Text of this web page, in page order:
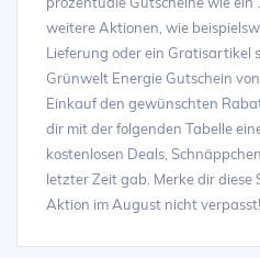
weitere Aktionen, wie
Lieferung oder ein Gratisartikel
Grünwelt Energie Gutschein
Einkauf den gewünschten
dir mit der folgenden Tabelle
kostenlosen Deals,
letzter Zeit gab. Merke dir diese
Aktion im August nicht verpasst!